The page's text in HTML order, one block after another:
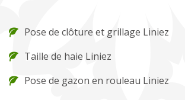
Pose de clôture et grillage Liniez
Taille de haie Liniez
Pose de gazon en rouleau Liniez